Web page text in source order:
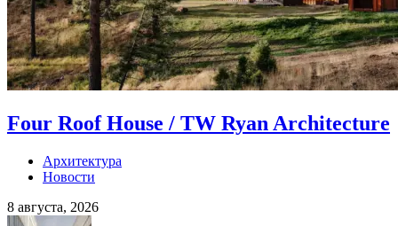
Four Roof House / TW Ryan Architecture
Архитектура
Новости
8 августа, 2026